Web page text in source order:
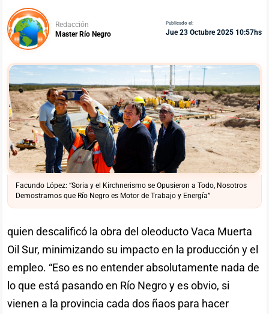
Redacción
Master Río Negro
Publicado el:
Jue 23 Octubre 2025 10:57hs
Facundo López: “Soria y el Kirchnerismo se Opusieron a Todo, Nosotros
Demostramos que Río Negro es Motor de Trabajo y Energía”
quien descalificó la obra del oleoducto Vaca Muerta
Oil Sur, minimizando su impacto en la producción y el
empleo. “Eso es no entender absolutamente nada de
lo que está pasando en Río Negro y es obvio, si
vienen a la provincia cada dos ñaos para hacer